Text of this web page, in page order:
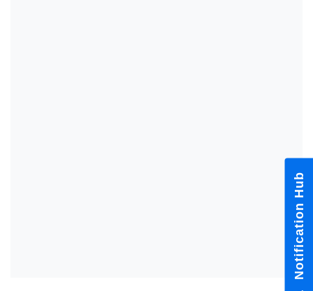
Notification Hub